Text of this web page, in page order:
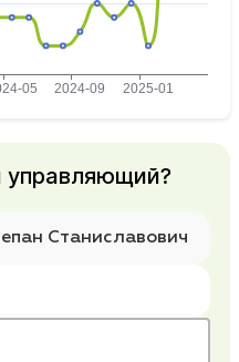
управляющий?